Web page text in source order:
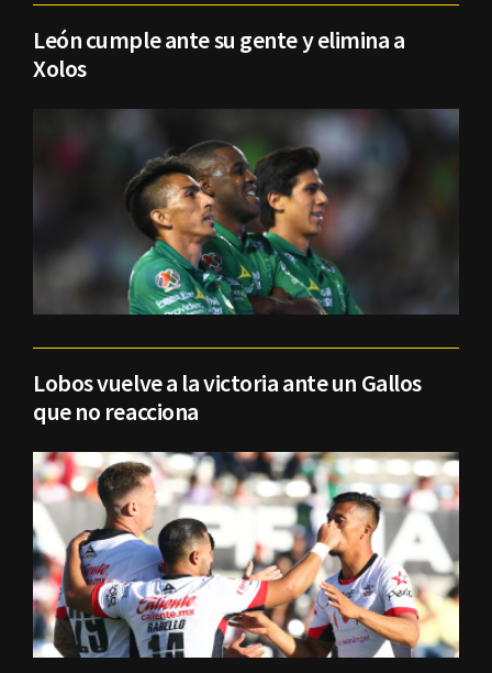
León cumple ante su gente y elimina a
Xolos
Lobos vuelve a la victoria ante un Gallos
que no reacciona